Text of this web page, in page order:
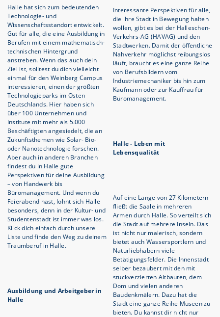
Halle hat sich zum bedeutenden
Technologie- und
Wissenschaftsstandort entwickelt.
Gut für alle, die eine Ausbildung in
Berufen mit einem mathematisch-
technischen Hintergrund
anstreben. Wenn das auch dein
Ziel ist, solltest du dich vielleicht
einmal für den Weinberg Campus
interessieren, einen der größten
Technologieparks im Osten
Deutschlands. Hier haben sich
über 100 Unternehmen und
Institute mit mehr als 5.000
Beschäftigten angesiedelt, die an
Zukunftsthemen wie Solar- Bio-
oder Nanotechnologie forschen.
Aber auch in anderen Branchen
findest du in Halle gute
Perspektiven für deine Ausbildung
– von Handwerk bis
Büromanagement. Und wenn du
Feierabend hast, lohnt sich Halle
besonders, denn in der Kultur- und
Studentenstadt ist immer was los.
Klick dich einfach durch unsere
Liste und finde den Weg zu deinem
Traumberuf in Halle.
Ausbildung und Arbeitgeber in
Halle
Interessante Perspektiven für alle,
die ihre Stadt in Bewegung halten
wollen, gibt es bei der Halleschen-
Verkehrs-AG (HAVAG) und den
Stadtwerken. Damit der öffentliche
Nahverkehr möglichst reibungslos
läuft, braucht es eine ganze Reihe
von Berufsbildern vom
Industriemechaniker bis hin zum
Kaufmann oder zur Kauffrau für
Büromanagement.
Halle - Leben mit
Lebensqualität
Auf eine Länge von 27 Kilometern
fließt die Saale in mehreren
Armen durch Halle. So verteilt sich
die Stadt auf mehrere Inseln. Das
ist nicht nur malerisch, sondern
bietet auch Wassersportlern und
Naturliebhabern viele
Betätigungsfelder. Die Innenstadt
selber bezaubert mit den mit
stuckverzierten Altbauten, dem
Dom und vielen anderen
Baudenkmälern. Dazu hat die
Stadt eine ganze Reihe Museen zu
bieten. Du kannst dir nicht nur